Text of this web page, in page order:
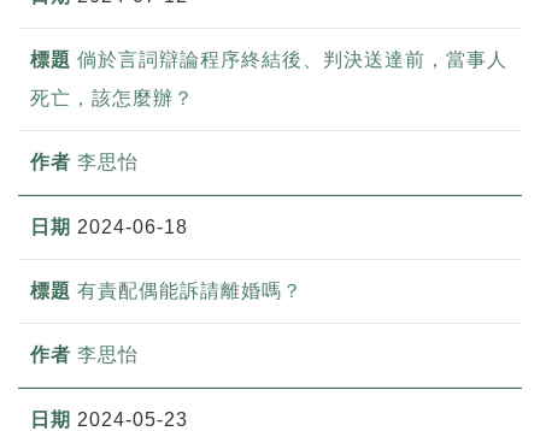
倘於言詞辯論程序終結後、判決送達前，當事人
死亡，該怎麼辦？
李思怡
2024-06-18
有責配偶能訴請離婚嗎？
李思怡
2024-05-23